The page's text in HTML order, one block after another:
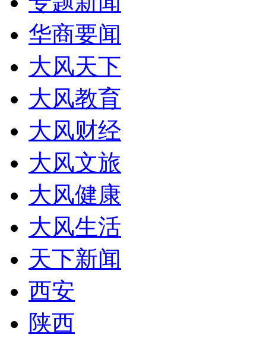
华商要闻
大风天下
大风教育
大风财经
大风文旅
大风健康
大风生活
天下新闻
西安
陕西